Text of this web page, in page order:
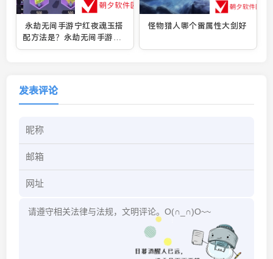
永劫无间手游宁红夜魂玉搭
配方法是？永劫无间手游宁
红夜魂玉搭配方法分享
怪物猎人哪个雷属性大剑好
发表评论